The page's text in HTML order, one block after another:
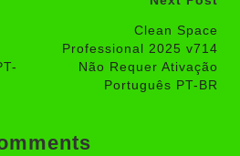
Clean Space
Professional 2025 v714
Não Requer Ativação
Português PT-BR